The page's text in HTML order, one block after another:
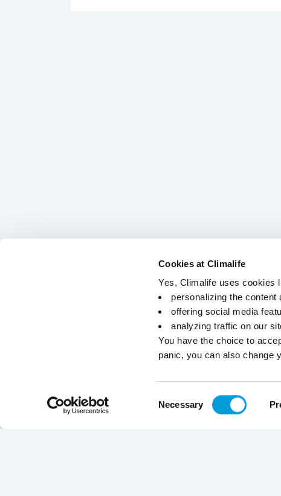
Cookies at Climalife
Yes, Climalife uses cookies
personalizing the content
offering social media
analyzing traffic on our
You have the choice to
panic, you can also change
Necessary